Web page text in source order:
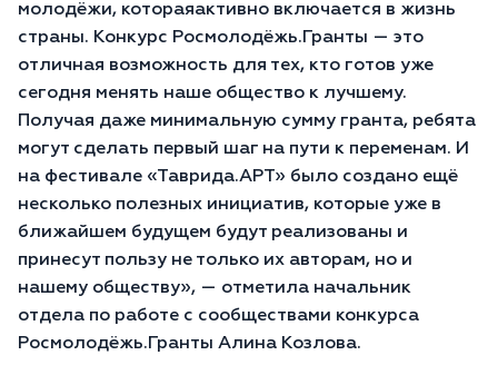
молодёжи, котораяактивно включается в жизнь
страны. Конкурс Росмолодёжь.Гранты — это
отличная возможность для тех, кто готов уже
сегодня менять наше общество к лучшему.
Получая даже минимальную сумму гранта, ребята
могут сделать первый шаг на пути к переменам. И
на фестивале «Таврида.АРТ» было создано ещё
несколько полезных инициатив, которые уже в
ближайшем будущем будут реализованы и
принесут пользу не только их авторам, но и
нашему обществу», — отметила начальник
отдела по работе с сообществами конкурса
Росмолодёжь.Гранты Алина Козлова.